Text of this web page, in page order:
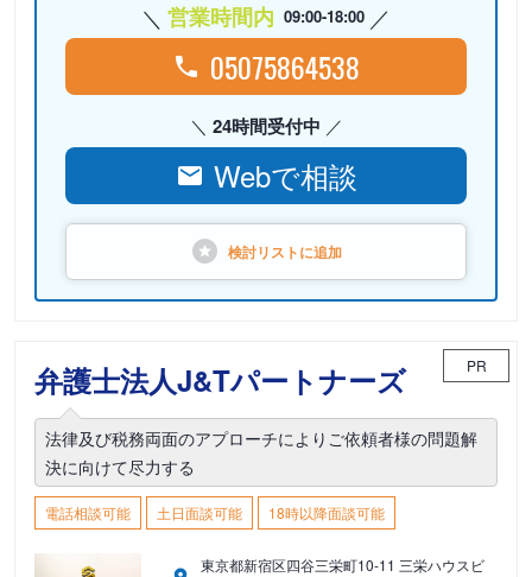
営業時間内 09:00-18:00
05075864538
24時間受付中
Webで相談
検討リストに追加
弁護士法人J&Tパートナーズ PR
法律及び税務両面のアプローチによりご依頼者様の問題解
決に向けて尽力する
電話相談可能 土日面談可能 18時以降面談可能
東京都新宿区四谷三栄町10-11 三栄ハウスビ